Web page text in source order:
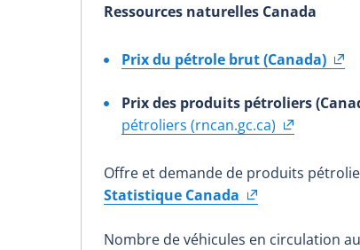
Ressources naturelles Canada
Prix du pétrole brut (Canada)
Prix des produits pétroliers
pétroliers (rncan.gc.ca)
Offre et demande de produits
Statistique Canada
Nombre de véhicules en circulation